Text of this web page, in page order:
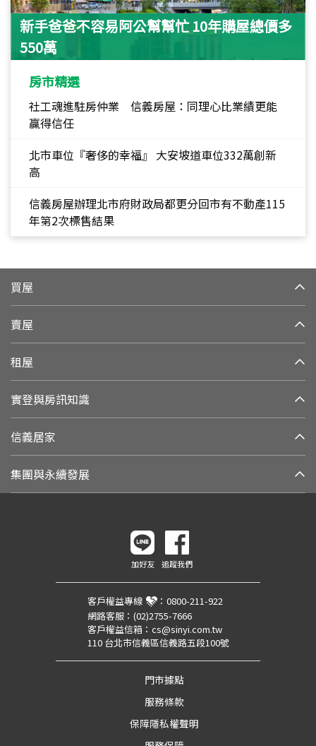
新手爸爸不容易阿公幫幫忙 10年購屋總價多
550萬
房市精選
社工魂進駐房仲業 信義房屋：同理心比業績更能
贏得信任
北市車位『奢侈的幸福』 大安坡道車位332萬創新
高
信義房屋辦理北市府財政局都更分回市有不動產115
年第2次標售結果
買屋
賣屋
租屋
實登與房訊知識
信義居家
集團與永續發展
加好友 追蹤我們
客戶權益專線 ： 0800-211-922
網路客服： (02)2755-7666
客戶權益信箱： cs@sinyi.com.tw
110 台北市信義區信義路五段100號
門市據點
服務條款
保障隱私權聲明